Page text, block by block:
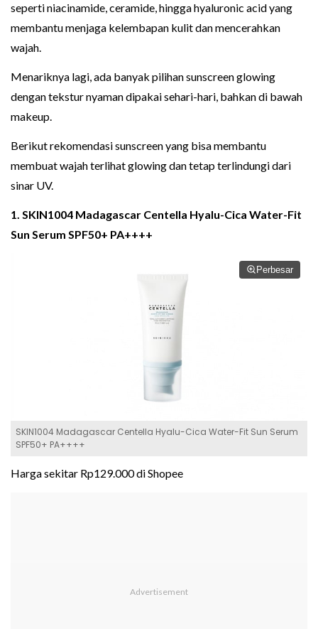
seperti niacinamide, ceramide, hingga hyaluronic acid yang
membantu menjaga kelembapan kulit dan mencerahkan
wajah.
Menariknya lagi, ada banyak pilihan sunscreen glowing
dengan tekstur nyaman dipakai sehari-hari, bahkan di bawah
makeup.
Berikut rekomendasi sunscreen yang bisa membantu
membuat wajah terlihat glowing dan tetap terlindungi dari
sinar UV.
1. SKIN1004 Madagascar Centella Hyalu-Cica Water-Fit
Sun Serum SPF50+ PA++++
Perbesar
SKIN1004 Madagascar Centella Hyalu-Cica Water-Fit Sun Serum
SPF50+ PA++++
Harga sekitar Rp129.000 di Shopee